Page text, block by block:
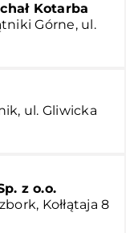
Kotarba
Górne, ul.
ul. Gliwicka
z o.o.
Kołłątaja 8